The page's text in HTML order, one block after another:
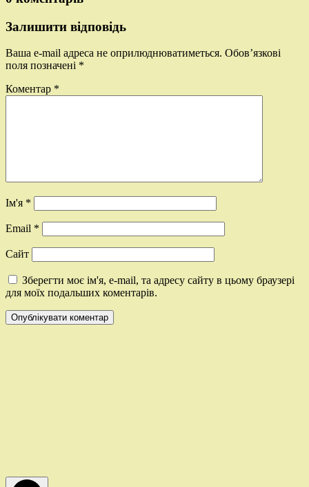
Залишити відповідь
Ваша e-mail адреса не оприлюднюватиметься. Обов’язкові
поля позначені *
Коментар *
Ім'я *
Email *
Сайт
Зберегти моє ім'я, e-mail, та адресу сайту в цьому браузері
для моїх подальших коментарів.